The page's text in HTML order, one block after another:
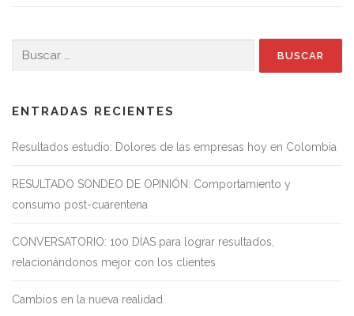
Buscar:
ENTRADAS RECIENTES
Resultados estudio: Dolores de las empresas hoy en Colombia
RESULTADO SONDEO DE OPINIÓN: Comportamiento y
consumo post-cuarentena
CONVERSATORIO: 100 DÍAS para lograr resultados,
relacionándonos mejor con los clientes
Cambios en la nueva realidad